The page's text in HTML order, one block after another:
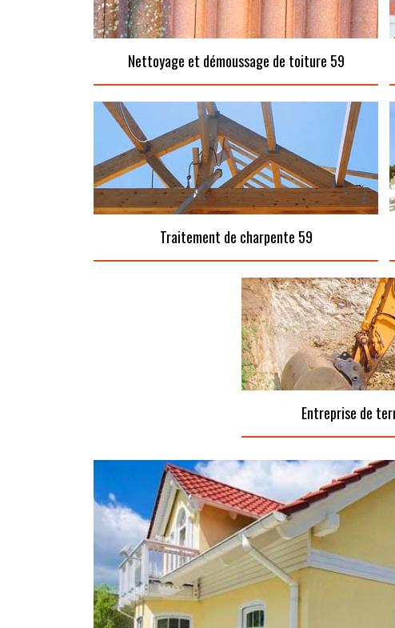
Nettoyage et démoussage de toiture 59
Traitement de charpente 59
Entreprise de